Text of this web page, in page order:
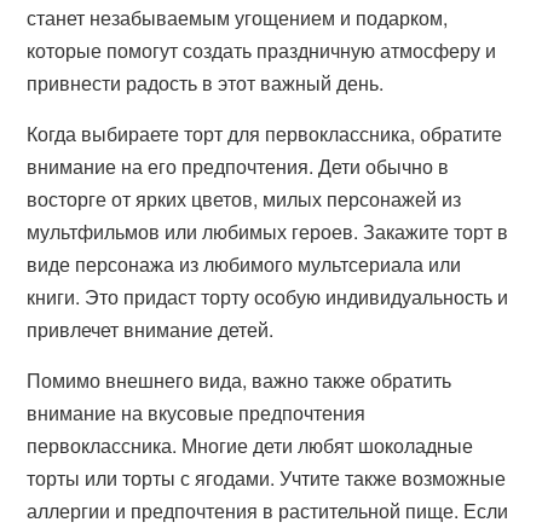
станет незабываемым угощением и подарком,
которые помогут создать праздничную атмосферу и
привнести радость в этот важный день.
Когда выбираете торт для первоклассника, обратите
внимание на его предпочтения. Дети обычно в
восторге от ярких цветов, милых персонажей из
мультфильмов или любимых героев. Закажите торт в
виде персонажа из любимого мультсериала или
книги. Это придаст торту особую индивидуальность и
привлечет внимание детей.
Помимо внешнего вида, важно также обратить
внимание на вкусовые предпочтения
первоклассника. Многие дети любят шоколадные
торты или торты с ягодами. Учтите также возможные
аллергии и предпочтения в растительной пище. Если